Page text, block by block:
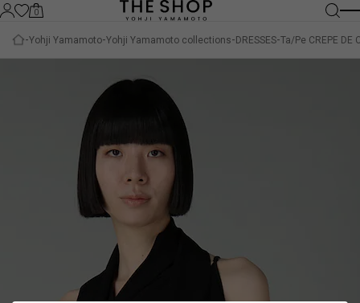
0
Yohji Yamamoto Yohji Yamamoto collections DRESSES Ta/Pe CREPE DE